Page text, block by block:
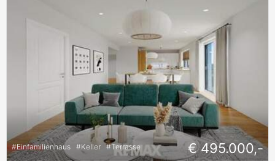
#Einfamilienhaus #Keller #Terrasse € 495.000,-